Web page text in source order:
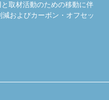
取材活動のための移動に伴
およびカーボン・オフセッ